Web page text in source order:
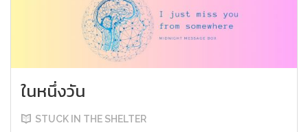
ในหนึ่งวัน
STUCK IN THE SHELTER